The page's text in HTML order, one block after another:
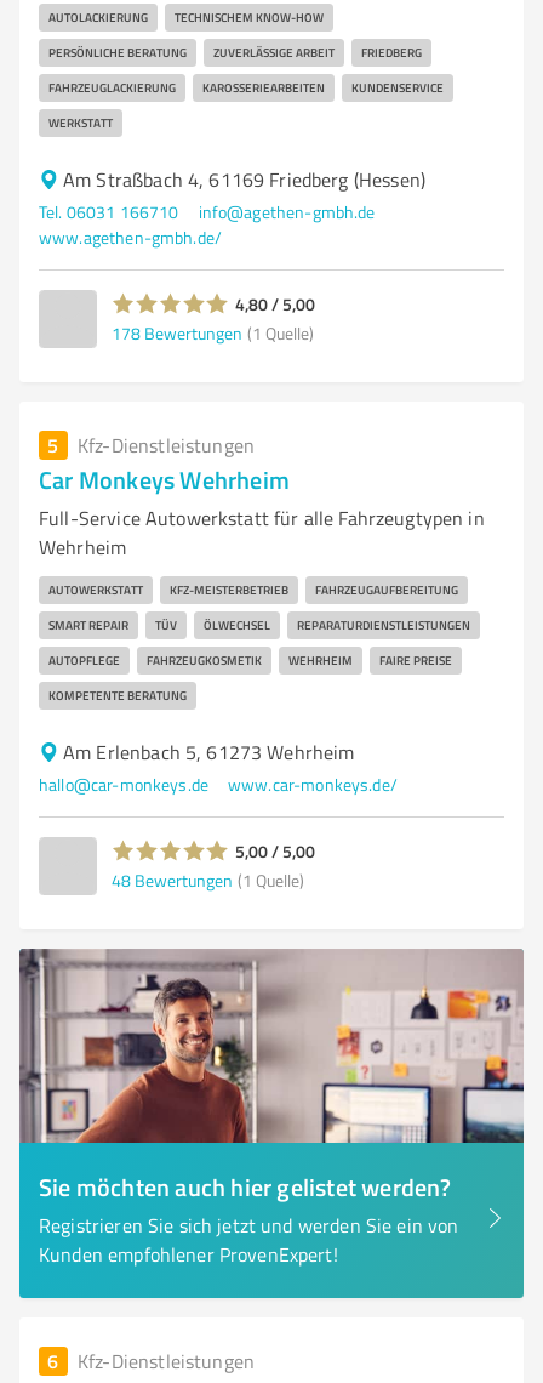
AUTOLACKIERUNG TECHNISCHEM KNOW-HOW
PERSÖNLICHE BERATUNG ZUVERLÄSSIGE ARBEIT FRIEDBERG
FAHRZEUGLACKIERUNG KAROSSERIEARBEITEN KUNDENSERVICE
WERKSTATT
Am Straßbach 4, 61169 Friedberg (Hessen)
Tel. 06031 166710
info@agethen-gmbh.de
www.agethen-gmbh.de/
4,80 / 5,00
178 Bewertungen (1 Quelle)
5 Kfz-Dienstleistungen
Car Monkeys Wehrheim
Full-Service Autowerkstatt für alle Fahrzeugtypen in
Wehrheim
AUTOWERKSTATT KFZ-MEISTERBETRIEB FAHRZEUGAUFBEREITUNG
SMART REPAIR TÜV ÖLWECHSEL REPARATURDIENSTLEISTUNGEN
AUTOPFLEGE FAHRZEUGKOSMETIK WEHRHEIM FAIRE PREISE
KOMPETENTE BERATUNG
Am Erlenbach 5, 61273 Wehrheim
hallo@car-monkeys.de www.car-monkeys.de/
5,00 / 5,00
48 Bewertungen (1 Quelle)
Sie möchten auch hier gelistet werden?
Registrieren Sie sich jetzt und werden Sie ein von
Kunden empfohlener ProvenExpert!
6 Kfz-Dienstleistungen